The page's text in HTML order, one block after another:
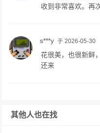
收到非常喜欢。再
s***y 于 2026-05-30
花很美，也很新鲜
还来
其他人也在找